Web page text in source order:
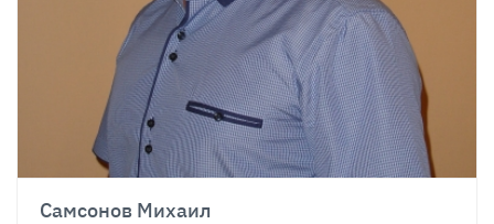
Самсонов Михаил